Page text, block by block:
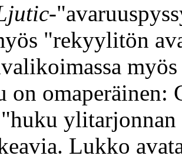
-
"rekyylitön
on omaperäinen:
ylitarjonnan
Lukko